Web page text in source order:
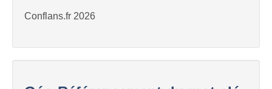
Conflans.fr 2026